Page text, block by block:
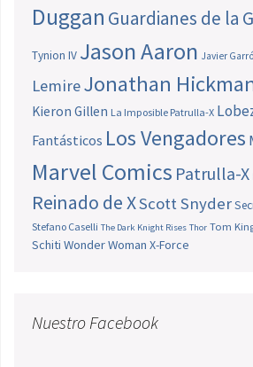
Duggan Guardianes de la
Tynion IV Jason Aaron Javier
LemireJonathan
Kieron Gillen La Imposible Patrulla-X
Fantásticos Los Vengadores
Marvel Comics Patrulla-X
Reinado de XScott Snyder
Stefano Caselli The Dark Knight Rises Thor Tom
Schiti Wonder Woman X-Force
Nuestro Facebook